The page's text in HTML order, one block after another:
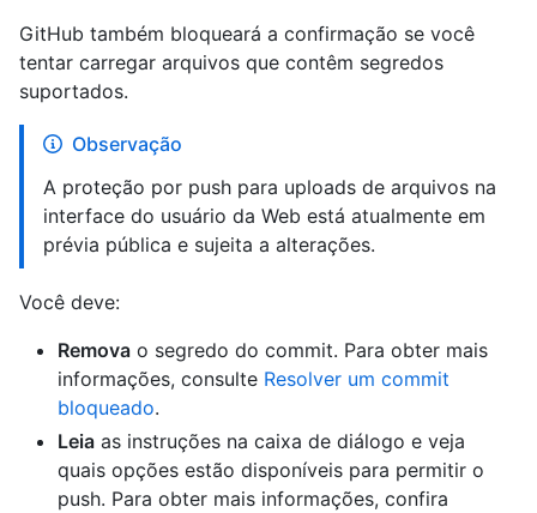
GitHub também bloqueará a confirmação se você
tentar carregar arquivos que contêm segredos
suportados.
Observação
A proteção por push para uploads de arquivos na
interface do usuário da Web está atualmente em
prévia pública e sujeita a alterações.
Você deve:
Remova o segredo do commit. Para obter mais
informações, consulte Resolver um commit
bloqueado.
Leia as instruções na caixa de diálogo e veja
quais opções estão disponíveis para permitir o
push. Para obter mais informações, confira